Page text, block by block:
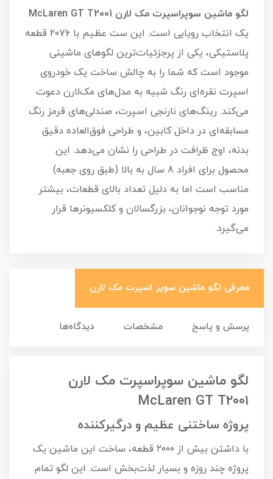
لگو ماشین سوپراسپرت مک لارن McLaren GT T2001
یک انتخاب رویایی است. این ست عظیم با ۲۰۷۶ قطعه
پلاستیکی، یکی از پرجزئیات‌ترین لگوهای ماشینی
موجود است که شما را به چالش ساخت یک خودروی
اسپرت نقره‌ای رنگ شبیه به مدل‌های مک‌لارن دعوت
می‌کند. رینگ‌های نارنجی اسپرت، صندلی‌های قرمز رنگ
مسابقه‌ای در داخل کابین، و طراحی فوق‌العاده دقیق
بدنه، اوج ظرافت در طراحی را نشان می‌دهد. این
محصول برای افراد 8 سال به بالا (طبق روی جعبه)
مناسب است اما به دلیل تعداد بالای قطعات، بیشتر
مورد توجه نوجوانان، بزرگسالان و کلکسیونرها قرار
می‌گیرد.
معرفی لگو ماشین سوپر اسپرت مک لارن
پرسش و پاسخ مشخصات دیدگاه‌ها
لگو ماشین سوپراسپرت مک لارن
McLaren GT T2001
پروژه ساختنی عظیم و درگیرکننده
با داشتن بیش از ۲۰۰۰ قطعه، ساخت این ماشین یک
پروژه چند روزه و بسیار لذت‌بخش است. این لگو تمام